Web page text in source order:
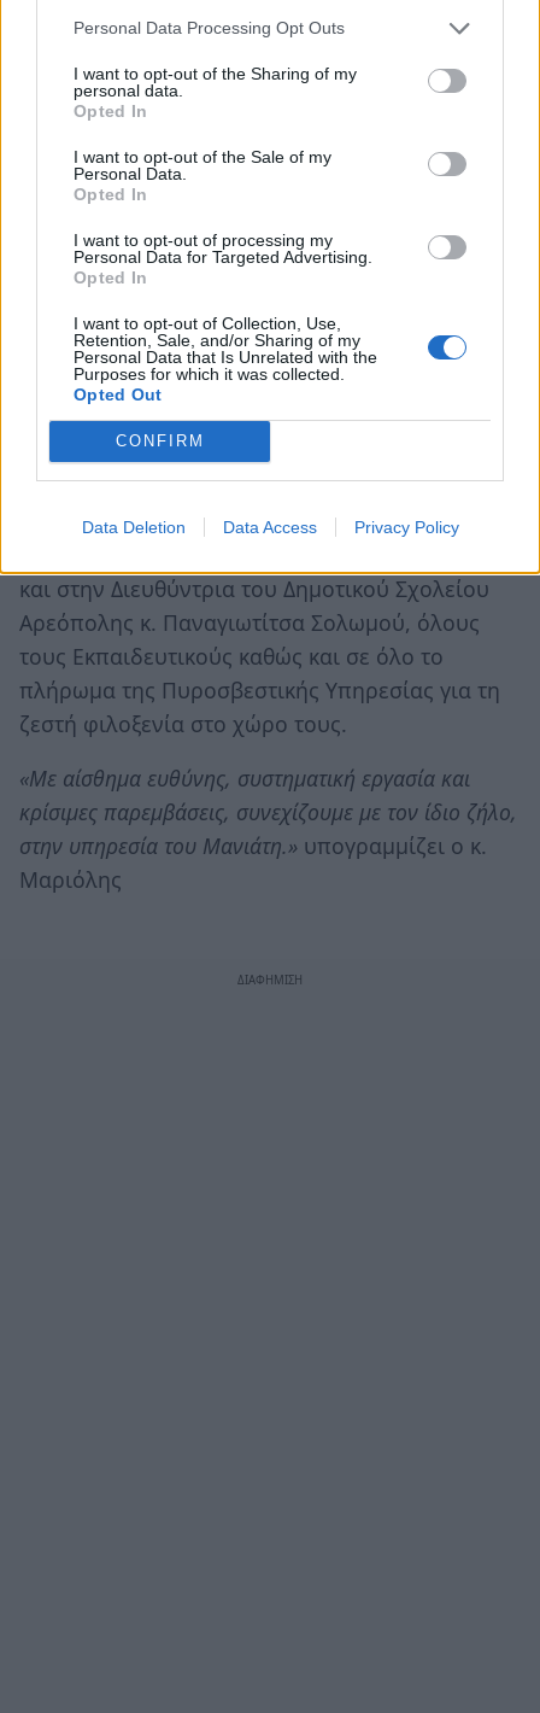
Personal Data Processing Opt Outs
I want to opt-out of the Sharing of my
personal data.
Opted In
I want to opt-out of the Sale of my
Personal Data.
Opted In
I want to opt-out of processing my
Personal Data for Targeted Advertising.
Opted In
I want to opt-out of Collection, Use,
Retention, Sale, and/or Sharing of my
Personal Data that Is Unrelated with the
Purposes for which it was collected.
Opted Out
CONFIRM
Data Deletion Data Access Privacy Policy
Ιδιαίτερες ευχαριστίες απευθύνει ο Διευθυντής
του Κέντρου Υγείας Αρεόπολης στον
Προϊστάμενο της Πρωτοβάθμιας Εκπαίδευσης κ.
Ι. Φουρίδη, την Σχολική Σύμβουλο κ. Βασιλική
Παγύνη και το Διοικητή της Πυροσβεστικής
Υπηρεσίας κ Δημήτριο Πιερράκο για τη συμβολή
και στην Διευθύντρια του Δημοτικού Σχολείου
Αρεόπολης κ. Παναγιωτίτσα Σολωμού, όλους
τους Εκπαιδευτικούς καθώς και σε όλο το
πλήρωμα της Πυροσβεστικής Υπηρεσίας για τη
ζεστή φιλοξενία στο χώρο τους.
«Με αίσθημα ευθύνης, συστηματική εργασία και
κρίσιμες παρεμβάσεις, συνεχίζουμε με τον ίδιο ζήλο,
στην υπηρεσία του Μανιάτη.» υπογραμμίζει ο κ.
Μαριόλης